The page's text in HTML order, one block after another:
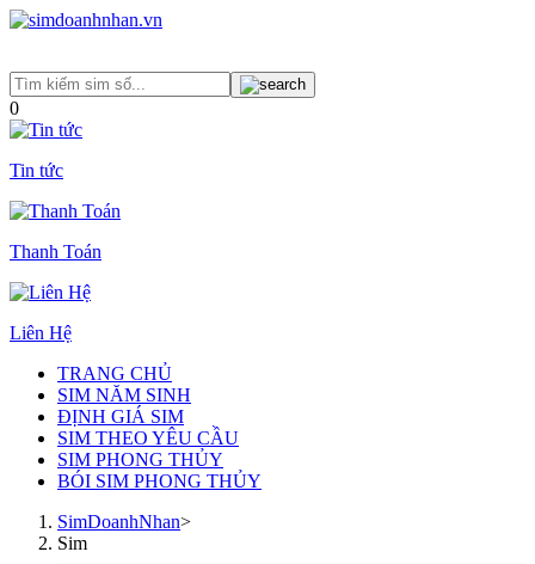
0
Tin tức
Thanh Toán
Liên Hệ
TRANG CHỦ
SIM NĂM SINH
ĐỊNH GIÁ SIM
SIM THEO YÊU CẦU
SIM PHONG THỦY
BÓI SIM PHONG THỦY
SimDoanhNhan>
Sim